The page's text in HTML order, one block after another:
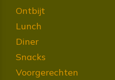
Ontbijt
Lunch
Diner
Snacks
Voorgerechten